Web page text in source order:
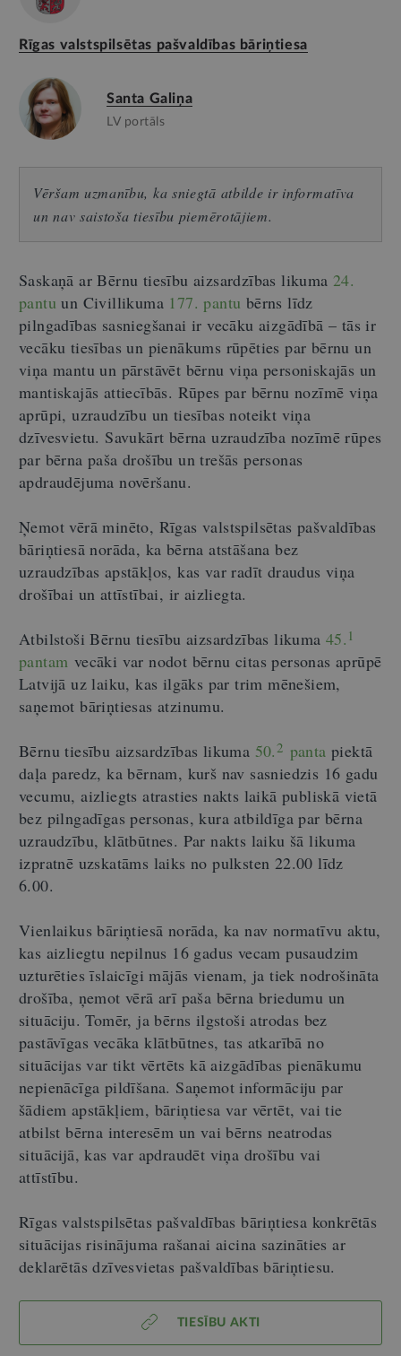
Rīgas valstspilsētas pašvaldības bāriņtiesa
Santa Galiņa
LV portāls
Vēršam uzmanību, ka sniegtā atbilde ir informatīva
un nav saistoša tiesību piemērotājiem.
Saskaņā ar Bērnu tiesību aizsardzības likuma 24.
pantu un Civillikuma 177. pantu bērns līdz
pilngadības sasniegšanai ir vecāku aizgādībā – tās ir
vecāku tiesības un pienākums rūpēties par bērnu un
viņa mantu un pārstāvēt bērnu viņa personiskajās un
mantiskajās attiecībās. Rūpes par bērnu nozīmē viņa
aprūpi, uzraudzību un tiesības noteikt viņa
dzīvesvietu. Savukārt bērna uzraudzība nozīmē rūpes
par bērna paša drošību un trešās personas
apdraudējuma novēršanu.
Ņemot vērā minēto, Rīgas valstspilsētas pašvaldības
bāriņtiesā norāda, ka bērna atstāšana bez
uzraudzības apstākļos, kas var radīt draudus viņa
drošībai un attīstībai, ir aizliegta.
Atbilstoši Bērnu tiesību aizsardzības likuma 45. 1
pantam vecāki var nodot bērnu citas personas aprūpē
Latvijā uz laiku, kas ilgāks par trim mēnešiem,
saņemot bāriņtiesas atzinumu.
Bērnu tiesību aizsardzības likuma 50.2 panta piektā
daļa paredz, ka bērnam, kurš nav sasniedzis 16 gadu
vecumu, aizliegts atrasties nakts laikā publiskā vietā
bez pilngadīgas personas, kura atbildīga par bērna
uzraudzību, klātbūtnes. Par nakts laiku šā likuma
izpratnē uzskatāms laiks no pulksten 22.00 līdz
6.00.
Vienlaikus bāriņtiesā norāda, ka nav normatīvu aktu,
kas aizliegtu nepilnus 16 gadus vecam pusaudzim
uzturēties īslaicīgi mājās vienam, ja tiek nodrošināta
drošība, ņemot vērā arī paša bērna briedumu un
situāciju. Tomēr, ja bērns ilgstoši atrodas bez
pastāvīgas vecāka klātbūtnes, tas atkarībā no
situācijas var tikt vērtēts kā aizgādības pienākumu
nepienācīga pildīšana. Saņemot informāciju par
šādiem apstākļiem, bāriņtiesa var vērtēt, vai tie
atbilst bērna interesēm un vai bērns neatrodas
situācijā, kas var apdraudēt viņa drošību vai
attīstību.
Rīgas valstspilsētas pašvaldības bāriņtiesa konkrētās
situācijas risinājuma rašanai aicina sazināties ar
deklarētās dzīvesvietas pašvaldības bāriņtiesu.
TIESĪBU AKTI